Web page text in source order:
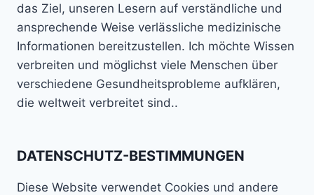
das Ziel, unseren Lesern auf verständliche und
ansprechende Weise verlässliche medizinische
Informationen bereitzustellen. Ich möchte Wissen
verbreiten und möglichst viele Menschen über
verschiedene Gesundheitsprobleme aufklären,
die weltweit verbreitet sind..
DATENSCHUTZ-BESTIMMUNGEN
Diese Website verwendet Cookies und andere